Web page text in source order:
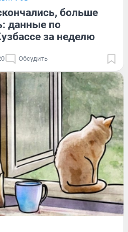
больше
данные по
за неделю
Обсудить